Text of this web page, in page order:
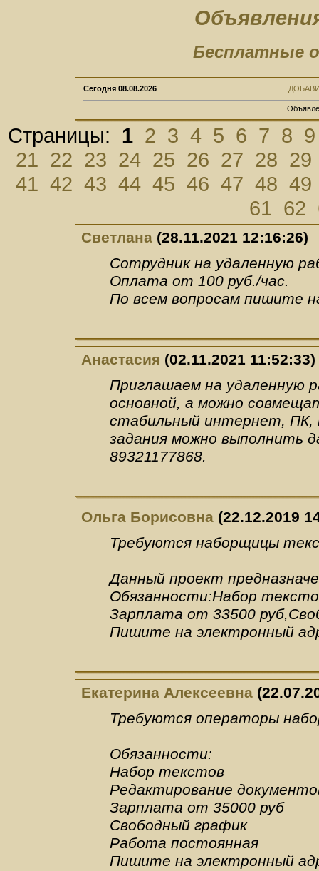
Бесплатные
Сегодня 08.08.2026
Страницы: 1 2 3 4 5 6 7 8 9
21 22 23 24 25 26 27 28 29
41 42 43 44 45 46 47 48 49
61 62
Светлана (28.11.2021 12:16:26)
Сотрудник на удаленную
Оплата от 100 руб./час.
По всем вопросам пишите
Анастасия (02.11.2021 11:52:33)
Приглашаем на удаленную
основной, а можно
стабильный интернет,
задания можно выполнить
89321177868.
Ольга Борисовна (22.12.2019
Требуются наборщицы
Данный проект
Обязанности:Набор
Зарплата от 33500
Пишите на электронный
Екатерина Алексеевна
Требуются операторы
Обязанности:
Набор текстов
Редактирование
Зарплата от 35000 руб
Свободный график
Работа постоянная
Пишите на электронный